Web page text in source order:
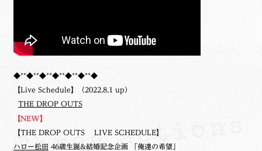
◆**◆**◆**◆**◆**◆**◆
【Live Schedule】（2022.8.1 up）
THE DROP OUTS
【NEW】
【THE DROP OUTS LIVE SCHEDULE】
ハロー松田 46歳生誕&結婚記念企画 「俺達の希望」